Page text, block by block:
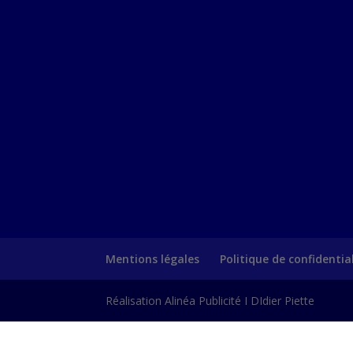
Mentions légales Politique de
Réalisation Alinéa Publicité I DIdier Piette